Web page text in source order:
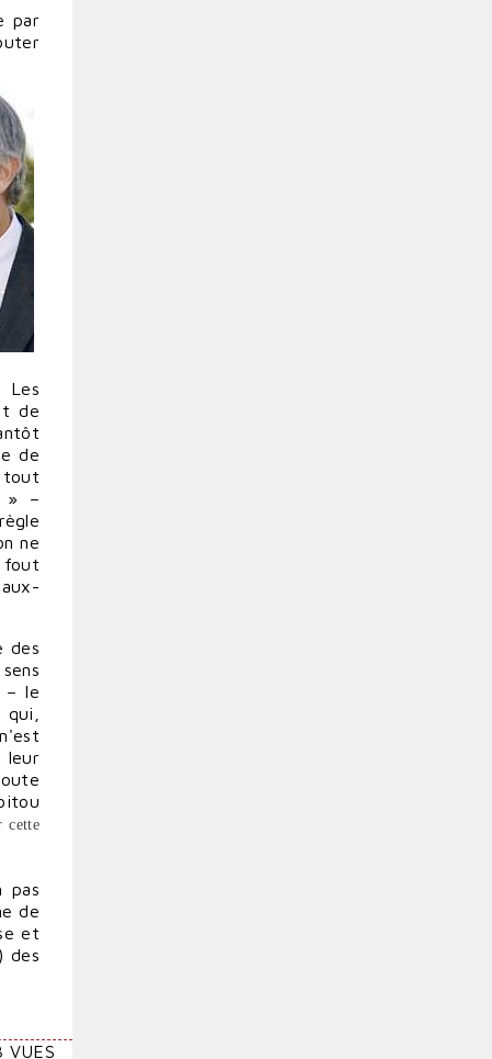
par
Les
de
de
tout
» –
ne
fout
des
– le
leur
cette
pas
de
et
des
VUES